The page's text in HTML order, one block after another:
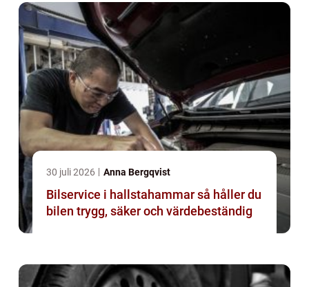
30 juli 2026 Anna Bergqvist
Bilservice i hallstahammar så håller du
bilen trygg, säker och värdebeständig